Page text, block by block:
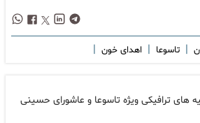
| تاسوعا | اهدای خون |
های ترافیکی ویژه تاسوعا و عاشورای حسینی